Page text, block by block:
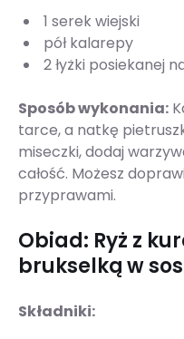
1 serek wiejski
pół kalarepy
2 łyżki posiekanej
Sposób wykonania:
tarce, a natkę
miseczki, dodaj
całość. Możesz
przyprawami.
Obiad: Ryż z
brukselką w
Składniki: